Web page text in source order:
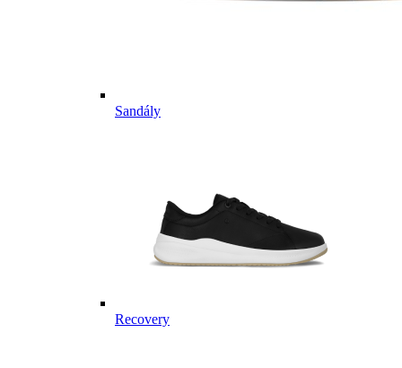
Sandály
Recovery